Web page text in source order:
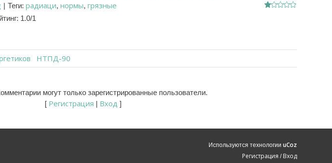
| Теги: радиаци, нормы, грязные
: 1.0/1
НТПД-90
могут только зарегистрированные пользователи.
[ Регистрация | Вход ]
Используются технологии uCoz
Регистрация / Вход